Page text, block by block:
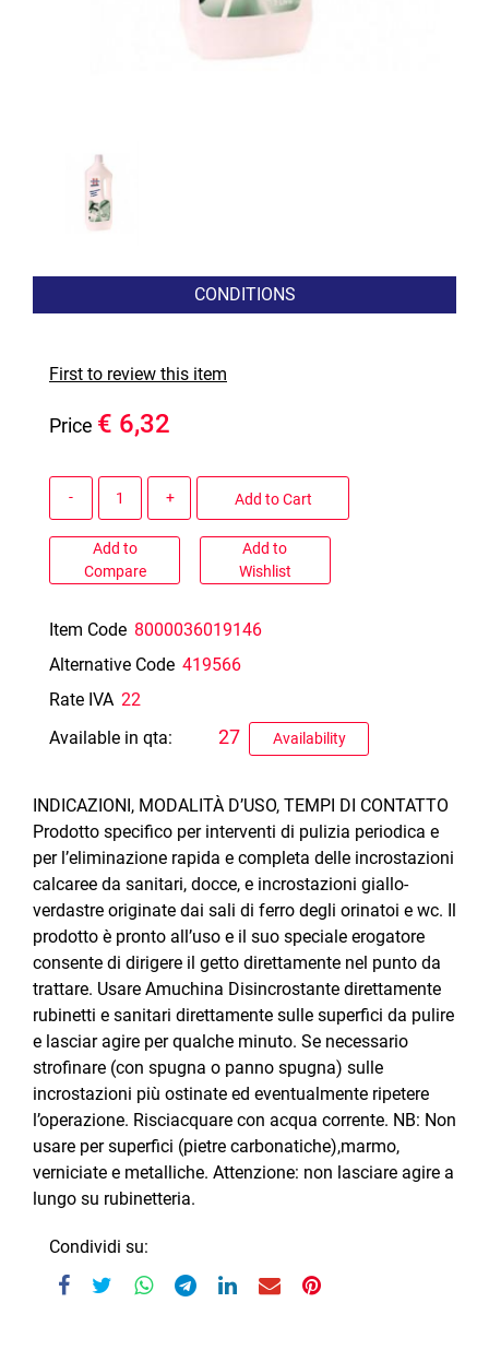
CONDITIONS
First to review this item
Price € 6,32
Add to Cart
Add to
Compare
Add to
Wishlist
Item Code 8000036019146
Alternative Code 419566
Rate IVA 22
Available in qta:
Availability
27
INDICAZIONI, MODALITÀ D’USO, TEMPI DI CONTATTO
Prodotto specifico per interventi di pulizia periodica e
per l’eliminazione rapida e completa delle incrostazioni
calcaree da sanitari, docce, e incrostazioni giallo-
verdastre originate dai sali di ferro degli orinatoi e wc. Il
prodotto è pronto all’uso e il suo speciale erogatore
consente di dirigere il getto direttamente nel punto da
trattare. Usare Amuchina Disincrostante direttamente
rubinetti e sanitari direttamente sulle superfici da pulire
e lasciar agire per qualche minuto. Se necessario
strofinare (con spugna o panno spugna) sulle
incrostazioni più ostinate ed eventualmente ripetere
l’operazione. Risciacquare con acqua corrente. NB: Non
usare per superfici (pietre carbonatiche),marmo,
verniciate e metalliche. Attenzione: non lasciare agire a
lungo su rubinetteria.
Condividi su: